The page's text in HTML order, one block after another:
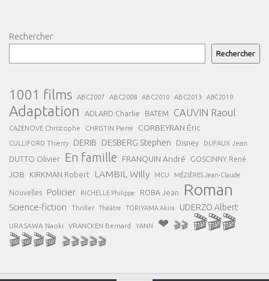
Rechercher
Rechercher
1001 films ABC2007 ABC2008 ABC2010 ABC2013 ABC2019
Adaptation ADLARD Charlie BATEM CAUVIN Raoul
CAZENOVE Christophe CHRISTIN Pierre CORBEYRAN Éric
CULLIFORD Thierry DERIB DESBERG Stephen Disney DUFAUX Jean
DUTTO Olivier En famille FRANQUIN André GOSCINNY René
JOB KIRKMAN Robert LAMBIL Willy MCU MÉZIÈRES Jean-Claude
Nouvelles Policier RICHELLE Philippe ROBA Jean Roman
Science-fiction Thriller Théâtre TORIYAMA Akira UDERZO Albert
URASAWA Naoki VRANCKEN Bernard YANN ❤ 🎬🎬 🎬🎬🎬
🎬🎬🎬🎬 🎬🎬🎬🎬🎬